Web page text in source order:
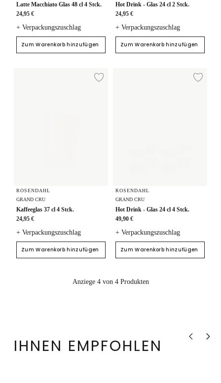
Latte Macchiato Glas 48 cl 4 Stck.
24,95 €
+ Verpackungszuschlag
Zum Warenkorb hinzufügen
Hot Drink - Glas 24 cl 2 Stck.
24,95 €
+ Verpackungszuschlag
Zum Warenkorb hinzufügen
Zur Wunschliste
ROSENDAHL
GRAND CRU
Kaffeeglas 37 cl 4 Stck.
24,95 €
+ Verpackungszuschlag
Zum Warenkorb hinzufügen
Hot Drink - Glas 24 cl 4 Stck.
ROSENDAHL
GRAND CRU
Hot Drink - Glas 24 cl 4 Stck.
49,90 €
+ Verpackungszuschlag
Zum Warenkorb hinzufügen
Anziege 4 von 4 Produkten
IHNEN EMPFOHLEN Vorheriges